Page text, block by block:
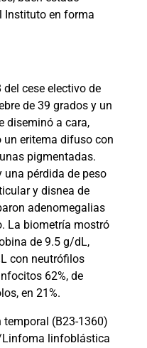
Instituto en forma
cese electivo de
de 39 grados y un
diseminó a cara,
un eritema difuso con
pigmentadas.
una pérdida de peso
y disnea de
adenomegalias
La biometría mostró
de 9.5 g/dL,
L con neutrófilos
62%, de
en 21%.
temporal (B23-1360)
linfoblástica